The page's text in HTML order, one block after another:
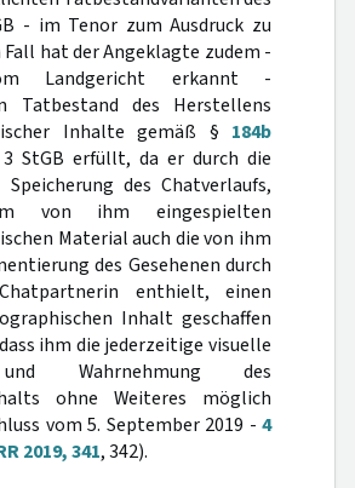
- im Tenor zum Ausdruck zu
hat der Angeklagte zudem -
Landgericht erkannt -
Tatbestand des Herstellens
Inhalte gemäß § 184b
StGB erfüllt, da er durch die
des Chatverlaufs,
von ihm eingespielten
Material auch die von ihm
des Gesehenen durch
enthielt, einen
Inhalt geschaffen
ihm die jederzeitige visuelle
Wahrnehmung des
ohne Weiteres möglich
vom 5. September 2019 - 4
2019, 341, 342).